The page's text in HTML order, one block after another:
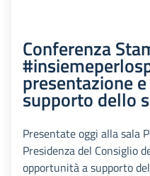
Conferenza
presentazione
supporto dello
Presentate oggi alla sala
Presidenza del Consiglio
opportunità a supporto